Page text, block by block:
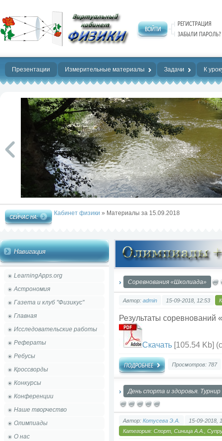
Нет предела
совершенству!
Презентации Измерительные материалы Задачи К
Кабинет физики » Материалы за 15.09.2018
Навигация
LearningApps.org
Астрономия
Газета и клуб "Физикус"
Главная
Исследовательские работы
Рефераты
Ребусы
Кроссворды
Конкурсы
Конференции
Наше творчество
Олимпиады
О нас
Cоревнования «Школиада»
Автор: admin 15-09-2018, 12:53
Результаты соревнований
Скачать [105.54 Kb]
Просмотров: 787
День спорта и здоровья.
Автор: Котусева Э.А.
15-09-2018,
Категория: Спорт Синица А.А.